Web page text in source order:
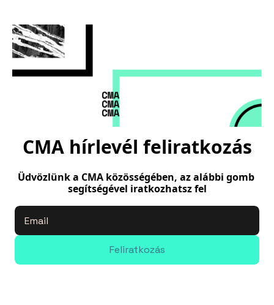
CMA hírlevél feliratkozás
Üdvözlünk a CMA közösségében, az alábbi gomb
segítségével iratkozhatsz fel
Feliratkozás